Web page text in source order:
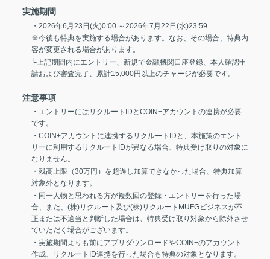
実施期間
・2026年6月23日(火)0:00 ～2026年7月22日(水)23:59
※今後も特典を実施する場合があります。なお、その場合、特典内
容が変更される場合があります。
└上記期間内にエントリー、新規で金融機関口座登録、本人確認申
請および審査完了、累計15,000円以上のチャージが必要です。
注意事項
・エントリーにはリクルートIDとCOIN+アカウントの連携が必要
です。
・COIN+アカウントに連携するリクルートIDと、本施策のエント
リーに利用するリクルートIDが異なる場合、特典受け取りの対象に
なりません。
・残高上限（30万円）を超過し加算できなかった場合、特典加算
対象外となります。
・同一人物と思われる方が複数回の登録・エントリーを行った場
合、また、(株)リクルート及び(株)リクルートMUFGビジネスが不
正または不適当と判断した場合は、特典受け取り対象から除外させ
ていただく場合がございます。
・実施期間よりも前にアプリダウンロードやCOIN+のアカウント
作成、リクルートID連携を行った場合も特典の対象となります。